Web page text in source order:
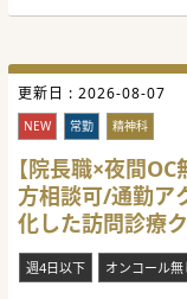
派遣があるので免
すので、ワークラ
に入職を決められ
決心されています。
・早番、遅番の依
退勤時間を調整す
・日々業務に追わ
非常にお勧めの求
【募集背景】
・2022年の夏に開
す。稼働病床数3/
目標としております
・地域周辺には他
更新日 : 2026-08-07
NEW 常勤 精神科
【院長職×夜間
方相談可/通勤ア
化した訪問診療
週4日以下 オンコール無